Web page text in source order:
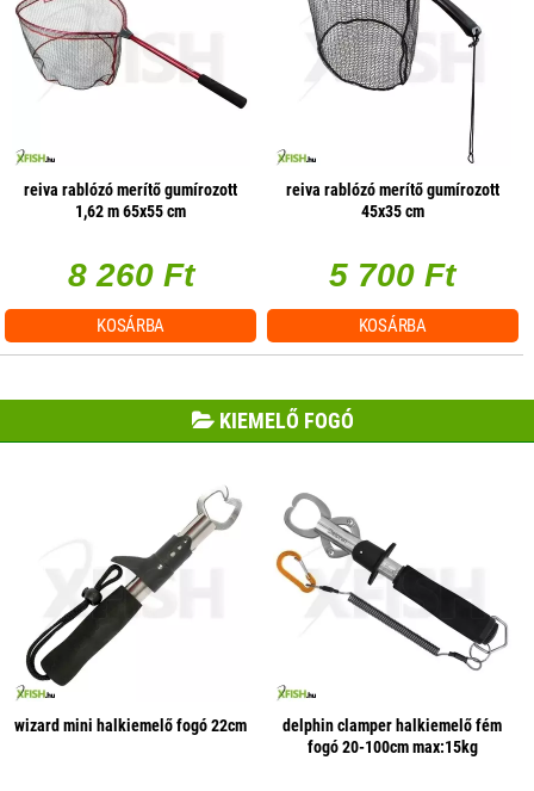
reiva rablózó merítő gumírozott
1,62 m 65x55 cm
8 260 Ft
KOSÁRBA
reiva rablózó merítő gumírozott
45x35 cm
5 700 Ft
KOSÁRBA
KIEMELŐ FOGÓ
wizard mini halkiemelő fogó 22cm
delphin clamper halkiemelő fém
fogó 20-100cm max:15kg